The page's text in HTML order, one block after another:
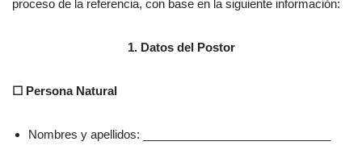
proceso de la referencia, con base en la siguiente información:
1. Datos del Postor
☐ Persona Natural
Nombres y apellidos: _____________________________